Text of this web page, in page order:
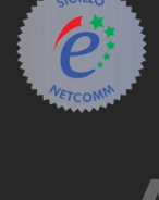
More than
MOSA
MOVA
Mowox